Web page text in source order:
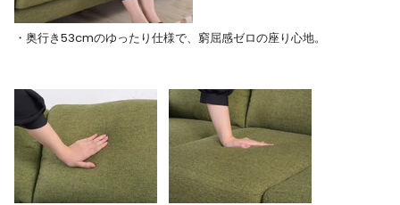
・奥行き53cmのゆったり仕様で、窮屈感ゼロの座り心地。